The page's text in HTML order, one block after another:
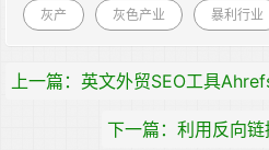
灰产 灰色产业 暴利行业